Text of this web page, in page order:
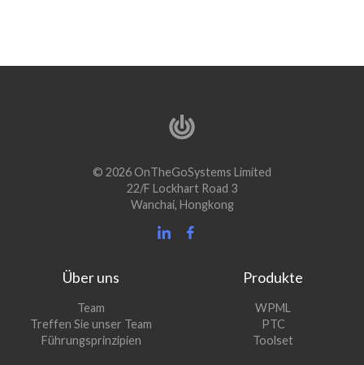
© 2026 OnTheGoSystems Limited
22/F Lockhart Road 3
Wanchai, Hongkong
Über uns
Team
Treffen Sie unser Team
Führungsprinzipien
Produkte
WPML
in
PTC(öffnet
sich
Toolset(öffnet